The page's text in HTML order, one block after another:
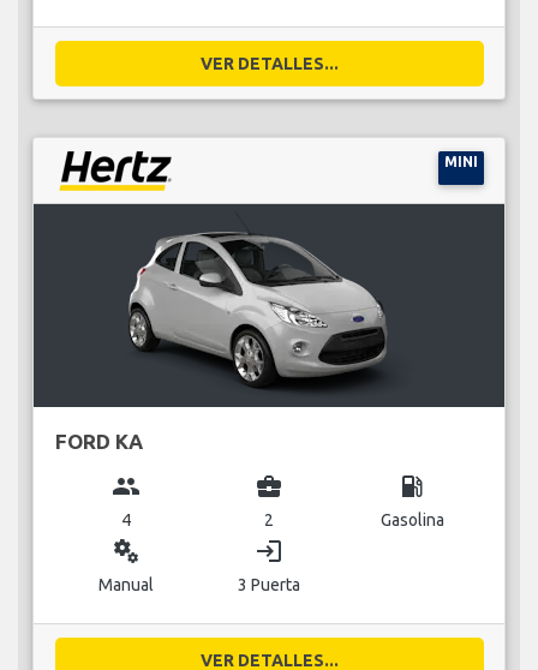
VER DETALLES...
MINI
FORD KA
group
4
business_center
2
local_gas_station
Gasolina
miscellaneous_services
Manual
login
3 Puerta
VER DETALLES...